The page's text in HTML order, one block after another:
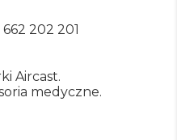
202 201
Aircast.
medyczne.